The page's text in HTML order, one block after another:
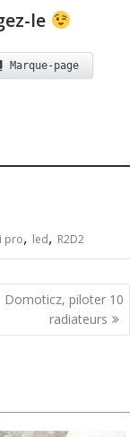
le
Marque-page
pro, led, R2D2
Domoticz, piloter 10
radiateurs